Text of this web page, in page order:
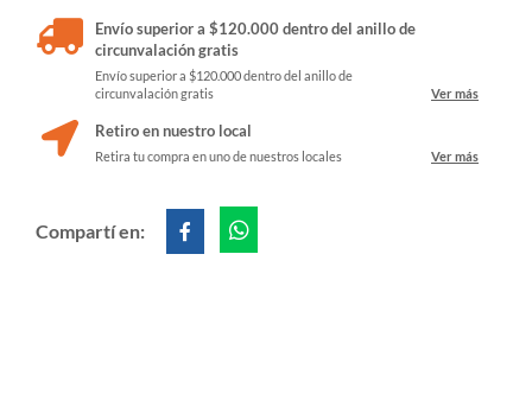
Envío superior a $120.000 dentro del anillo de
circunvalación gratis
Envío superior a $120.000 dentro del anillo de
circunvalación gratis
Ver más
Retiro en nuestro local
Retira tu compra en uno de nuestros locales Ver más
Compartí en: